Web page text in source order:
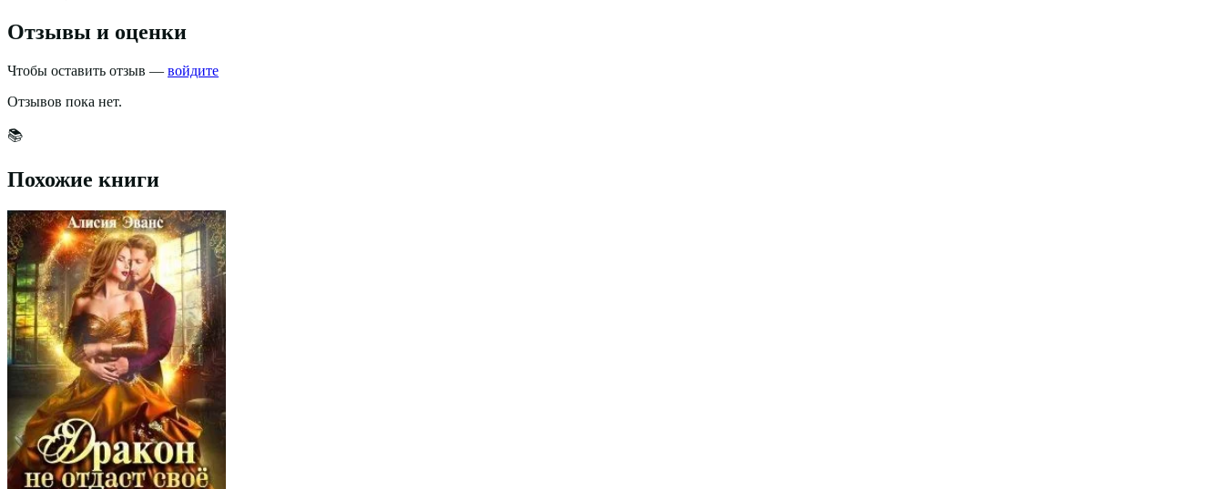
Отзывы и оценки
Чтобы оставить отзыв — войдите
Отзывов пока нет.
📚
Похожие книги